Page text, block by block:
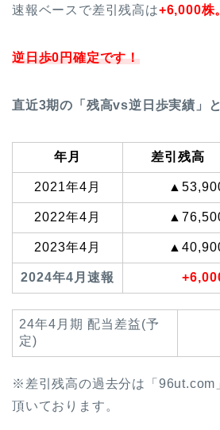
速報ベースで差引残高は+6,000株
逆日歩0円確定です！
直近3期の「残高vs逆日歩実績」
年月 差引残高
2021年4月
2022年4月
2023年4月
2024年4月速報
24年4月期 配当差益(予
定)
※差引残高の過去分は「96ut.com
頂いております。